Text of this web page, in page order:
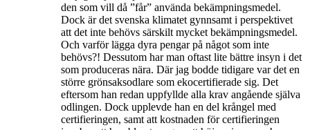
den som vill då ”får” använda bekämpningsmedel.
Dock är det svenska klimatet gynnsamt i perspektivet
att det inte behövs särskilt mycket bekämpningsmedel.
Och varför lägga dyra pengar på något som inte
behövs?! Dessutom har man oftast lite bättre insyn i det
som produceras nära. Där jag bodde tidigare var det en
större grönsaksodlare som ekocertifierade sig. Det
eftersom han redan uppfyllde alla krav angående själva
odlingen. Dock upplevde han en del krångel med
certifieringen, samt att kostnaden för certifieringen